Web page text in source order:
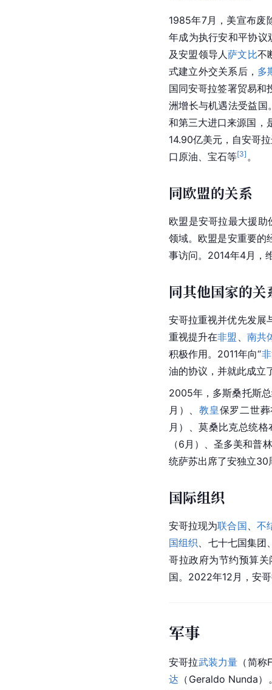
同美国的关系
1985年7月，美宣布废
年成为执行安和平协
及安盟领导人萨文比
国同安哥拉签署贸易和
和第三大进口来源国，
14.90亿美元，自安哥
口原油、宝石等[3]。
同欧盟的关系
欧盟是安哥拉最大援
领域。欧盟是安重要的
事访问 。2014年4月，
同其他国家的关
安哥拉重视并优先发展
重视提升在非盟、南共
积极作用。2011年向“
2005年，多斯桑托斯
月）、莫桑比克总统格
（6月）、圣多美和普
统萨苏出席了安独立30
安哥拉现为
哥拉政府为节约预算
国。2022年12月，安